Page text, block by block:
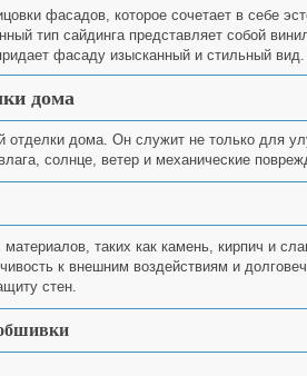
фасадов, которое сочетает в себе
тип сайдинга представляет собой
фасаду изысканный и стильный вид.
дома
отделки дома. Он служит не только для
солнце, ветер и механические
таких как камень, кирпич и
к внешним воздействиям и
стен.